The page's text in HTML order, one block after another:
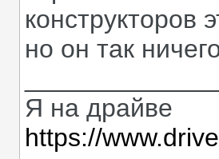
конструкторов
но он так
Я на драйве
https://